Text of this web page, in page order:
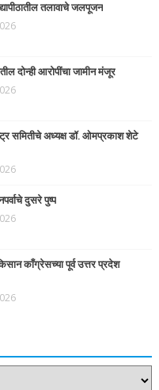
तलावाचे जलपूजन
दोन्ही आरोपींचा जामीन मंजूर
समितीचे अध्यक्ष डॉ. ओमप्रकाश शेटे
दुसरे पुष्प
काँग्रेसच्या पूर्व उत्तर प्रदेश